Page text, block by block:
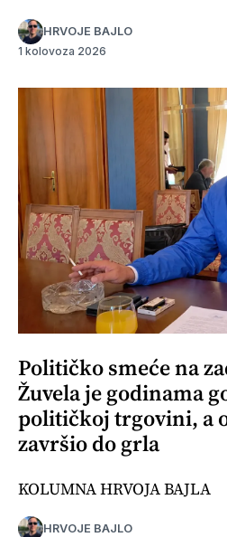
HRVOJE BAJLO
1 kolovoza 2026
Političko smeće na
Žuvela je godinama
političkoj trgovini, a
završio do grla
KOLUMNA HRVOJA BAJLA
HRVOJE BAJLO